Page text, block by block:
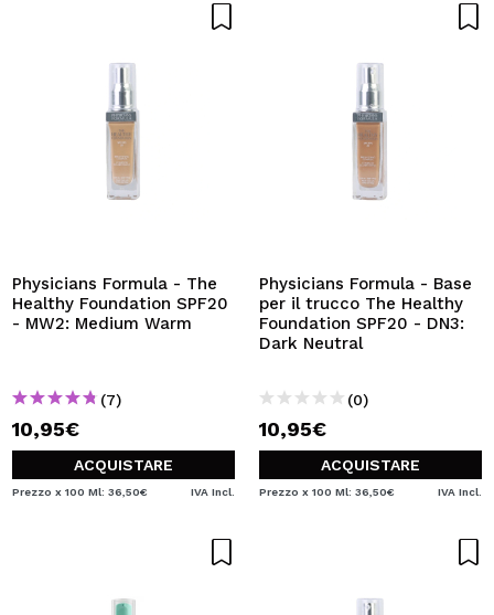
Physicians Formula - The
Healthy Foundation SPF20
- MW2: Medium Warm
(7)
10,95€
ACQUISTARE
Prezzo x 100 Ml: 36,50€ IVA Incl.
Physicians Formula - Base
per il trucco The Healthy
Foundation SPF20 - DN3:
Dark Neutral
(0)
10,95€
ACQUISTARE
Prezzo x 100 Ml: 36,50€ IVA Incl.